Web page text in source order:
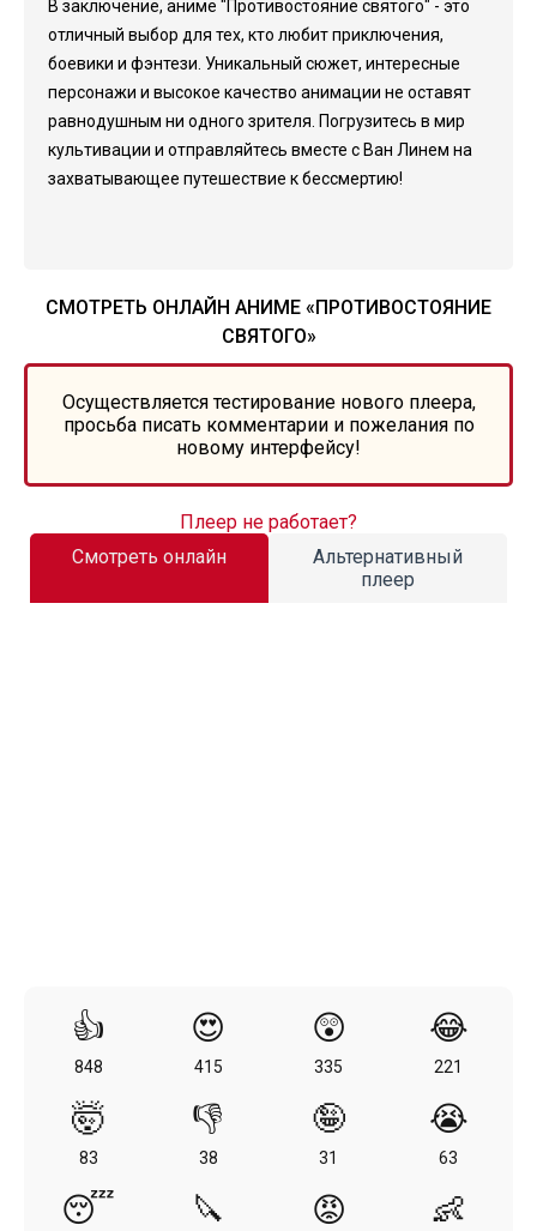
В заключение, аниме "Противостояние святого" - это
отличный выбор для тех, кто любит приключения,
боевики и фэнтези. Уникальный сюжет, интересные
персонажи и высокое качество анимации не оставят
равнодушным ни одного зрителя. Погрузитесь в мир
культивации и отправляйтесь вместе с Ван Линем на
захватывающее путешествие к бессмертию!
СМОТРЕТЬ ОНЛАЙН АНИМЕ «ПРОТИВОСТОЯНИЕ
СВЯТОГО»
Осуществляется тестирование нового плеера,
просьба писать комментарии и пожелания по
новому интерфейсу!
Смотреть онлайн
Альтернативный
плеер
Плеер не работает?
👍
848
😍
415
😲
335
😂
221
🤯
83
👎
38
🤪
31
😭
63
😴 🔪 😡 👶